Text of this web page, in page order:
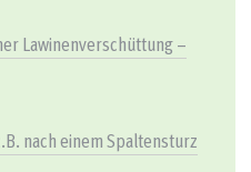
Lawinenverschüttung –
nach einem Spaltensturz